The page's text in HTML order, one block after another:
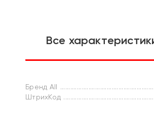
Все
Бренд All
ШтрихКод